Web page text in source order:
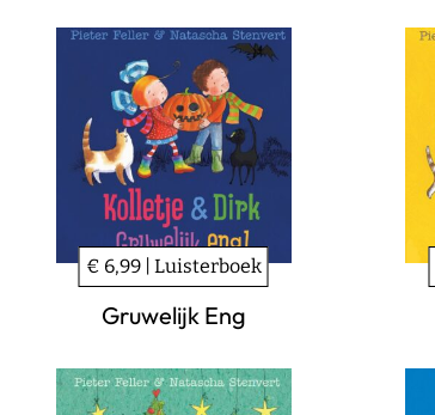
€ 6,99 | Luisterboek
Gruwelijk Eng